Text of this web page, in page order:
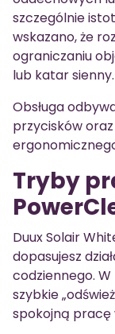
szczególnie
wskazano, że
ograniczaniu
lub katar sienny.
Obsługa
przycisków
Tryby
Duux Solair
dopasujesz
codziennego.
szybkie
spokojną pracę